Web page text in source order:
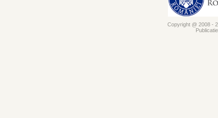
Copyright @ 2008 -